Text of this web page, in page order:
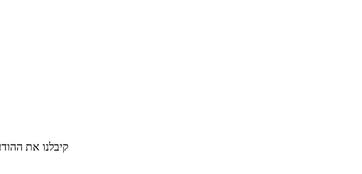
קיבלנו את